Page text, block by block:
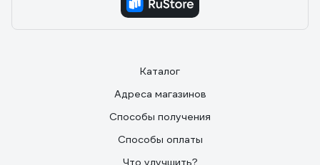
Каталог
Адреса магазинов
Способы получения
Способы оплаты